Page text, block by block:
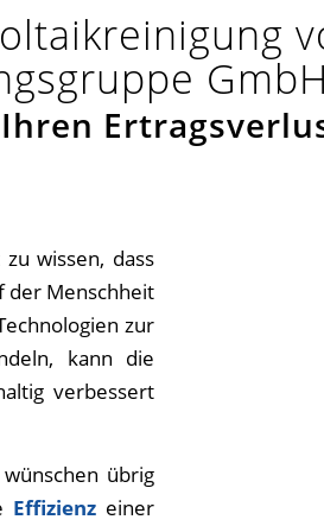
GmbH
wissen, dass
der Menschheit
zur
kann die
verbessert
übrig
Effizienzeiner